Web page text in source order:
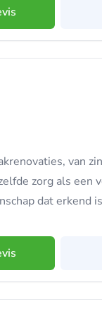
van
zorg als een
dat erkend